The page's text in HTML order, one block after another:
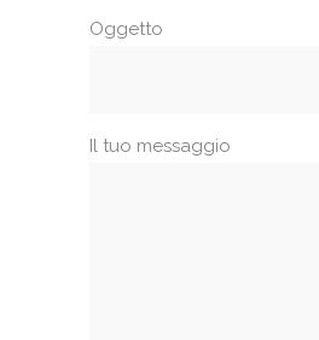
Oggetto
Il tuo messaggio